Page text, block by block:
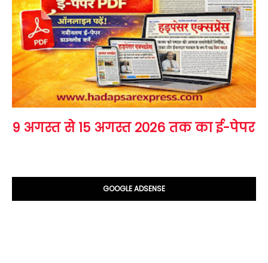
9 अगस्त से 15 अगस्त 2026 तक का ई-पेपर
GOOGLE ADSENSE